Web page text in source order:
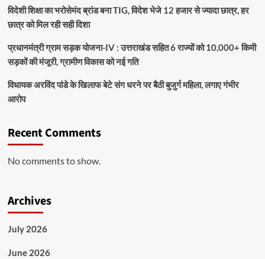
विदेशी शिक्षा का भरोसेमंद ब्रांड बना TIG, विदेश भेजे 12 हजार से ज्यादा छात्र, हर
छात्र को मिल रही सही दिशा
प्रधानमंत्री ग्राम सड़क योजना-IV : उत्तराखंड सहित 6 राज्यों को 10,000+ किमी
सड़कों की मंजूरी, ग्रामीण विकास को नई गति
विधायक अरविंद पांडे के खिलाफ बेटे संग धरने पर बैठी बुजुर्ग महिला, लगाए गंभीर
आरोप
Recent Comments
No comments to show.
Archives
July 2026
June 2026